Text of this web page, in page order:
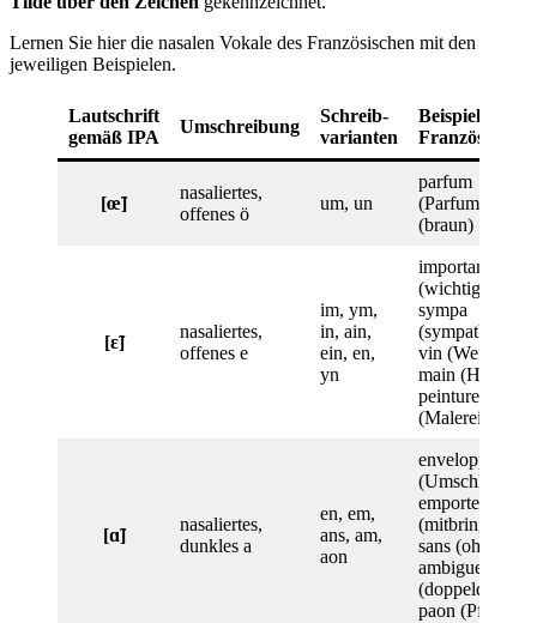
Lernen Sie hier die nasalen Vokale des Französischen mit den
jeweiligen Beispielen.
Lautschrift
gemäß IPA
Umschreibung
Schreib-
varianten
Beispiel:
Französisch
[œ̃]
nasaliertes,
offenes ö
um, un
parfum
(Parfum), brun
(braun)
[ɛ̃]
nasaliertes,
offenes e
im, ym,
in, ain,
ein, en,
yn
important
(wichtig),
sympa
(sympathisch),
vin (Wein),
main (Hand),
peinture
(Malerei)
[ɑ̃]
nasaliertes,
dunkles a
en, em,
ans, am,
aon
enveloppe
(Umschlag),
emporter
(mitbringen),
sans (ohne),
ambigue
(doppeldeutig),
paon (Pfau)